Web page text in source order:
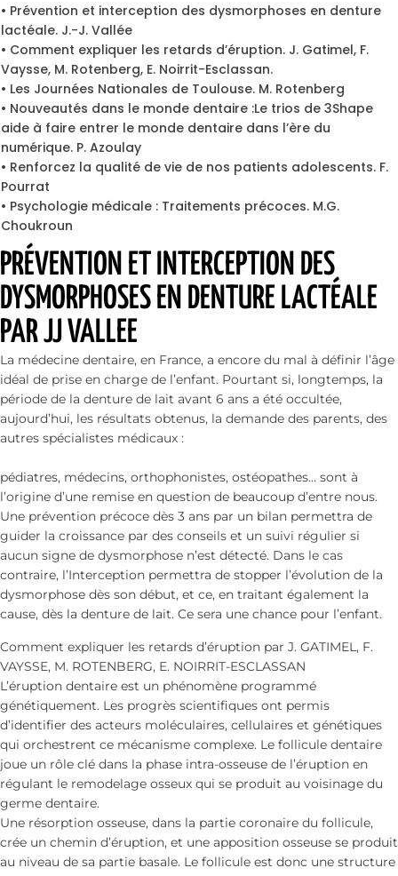
• Prévention et interception des dysmorphoses en denture
lactéale. J.-J. Vallée
• Comment expliquer les retards d’éruption. J. Gatimel, F.
Vaysse, M. Rotenberg, E. Noirrit-Esclassan.
• Les Journées Nationales de Toulouse. M. Rotenberg
• Nouveautés dans le monde dentaire :Le trios de 3Shape
aide à faire entrer le monde dentaire dans l’ère du
numérique. P. Azoulay
• Renforcez la qualité de vie de nos patients adolescents. F.
Pourrat
• Psychologie médicale : Traitements précoces. M.G.
Choukroun
PRÉVENTION ET INTERCEPTION DES
DYSMORPHOSES EN DENTURE LACTÉALE
PAR JJ VALLEE
La médecine dentaire, en France, a encore du mal à définir l’âge
idéal de prise en charge de l’enfant. Pourtant si, longtemps, la
période de la denture de lait avant 6 ans a été occultée,
aujourd’hui, les résultats obtenus, la demande des parents, des
autres spécialistes médicaux :
pédiatres, médecins, orthophonistes, ostéopathes… sont à
l’origine d’une remise en question de beaucoup d’entre nous.
Une prévention précoce dès 3 ans par un bilan permettra de
guider la croissance par des conseils et un suivi régulier si
aucun signe de dysmorphose n’est détecté. Dans le cas
contraire, l’Interception permettra de stopper l’évolution de la
dysmorphose dès son début, et ce, en traitant également la
cause, dès la denture de lait. Ce sera une chance pour l’enfant.
Comment expliquer les retards d’éruption par J. GATIMEL, F.
VAYSSE, M. ROTENBERG, E. NOIRRIT-ESCLASSAN
L’éruption dentaire est un phénomène programmé
génétiquement. Les progrès scientifiques ont permis
d’identifier des acteurs moléculaires, cellulaires et génétiques
qui orchestrent ce mécanisme complexe. Le follicule dentaire
joue un rôle clé dans la phase intra-osseuse de l’éruption en
régulant le remodelage osseux qui se produit au voisinage du
germe dentaire.
Une résorption osseuse, dans la partie coronaire du follicule,
crée un chemin d’éruption, et une apposition osseuse se produit
au niveau de sa partie basale. Le follicule est donc une structure